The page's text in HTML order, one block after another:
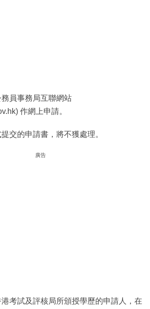
員事務局互聯網站
作網上申請。
交的申請書，將不獲處理。
廣告
考試及評核局所頒授學歷的申請人，在